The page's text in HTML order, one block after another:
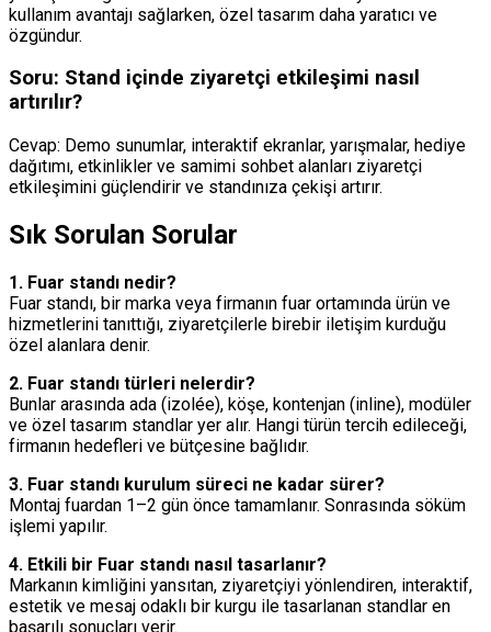
kullanım avantajı sağlarken, özel tasarım daha yaratıcı ve
özgündur.
Soru: Stand içinde ziyaretçi etkileşimi nasıl
artırılır?
Cevap: Demo sunumlar, interaktif ekranlar, yarışmalar, hediye
dağıtımı, etkinlikler ve samimi sohbet alanları ziyaretçi
etkileşimini güçlendirir ve standınıza çekişi artırır.
Sık Sorulan Sorular
1. Fuar standı nedir?
Fuar standı, bir marka veya firmanın fuar ortamında ürün ve
hizmetlerini tanıttığı, ziyaretçilerle birebir iletişim kurduğu
özel alanlara denir.
2. Fuar standı türleri nelerdir?
Bunlar arasında ada (izolée), köşe, kontenjan (inline), modüler
ve özel tasarım standlar yer alır. Hangi türün tercih edileceği,
firmanın hedefleri ve bütçesine bağlıdır.
3. Fuar standı kurulum süreci ne kadar sürer?
Montaj fuardan 1–2 gün önce tamamlanır. Sonrasında söküm
işlemi yapılır.
4. Etkili bir Fuar standı nasıl tasarlanır?
Markanın kimliğini yansıtan, ziyaretçiyi yönlendiren, interaktif,
estetik ve mesaj odaklı bir kurgu ile tasarlanan standlar en
başarılı sonuçları verir.